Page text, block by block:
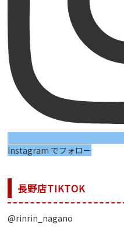
Instagram でフォロー
長野店TIKTOK
@rinrin_nagano